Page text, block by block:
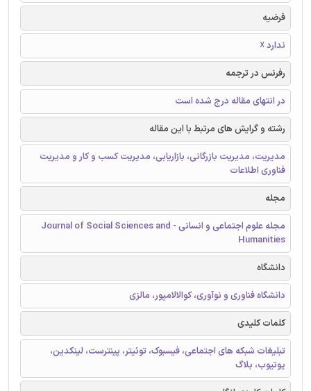
فرضیه
ندارد ☓
رفرنس در ترجمه
در انتهای مقاله درج شده است
رشته و گرایش های مرتبط با این مقاله
مدیریت، مدیریت بازرگانی، بازاریابی، مدیریت کسب و کار و مدیریت
فناوری اطلاعات
مجله
مجله علوم اجتماعی و انسانی - Journal of Social Sciences and
Humanities
دانشگاه
دانشگاه فناوری و نوآوری، کوالالامپور، مالزی
کلمات کلیدی
تبلیغات شبکه های اجتماعی، فیسبوک، توئیتر، پینترست، لینکدین،
یوتیوب، بلاگ